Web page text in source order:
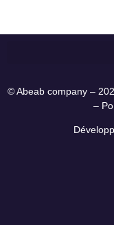
© Abeab company –
–